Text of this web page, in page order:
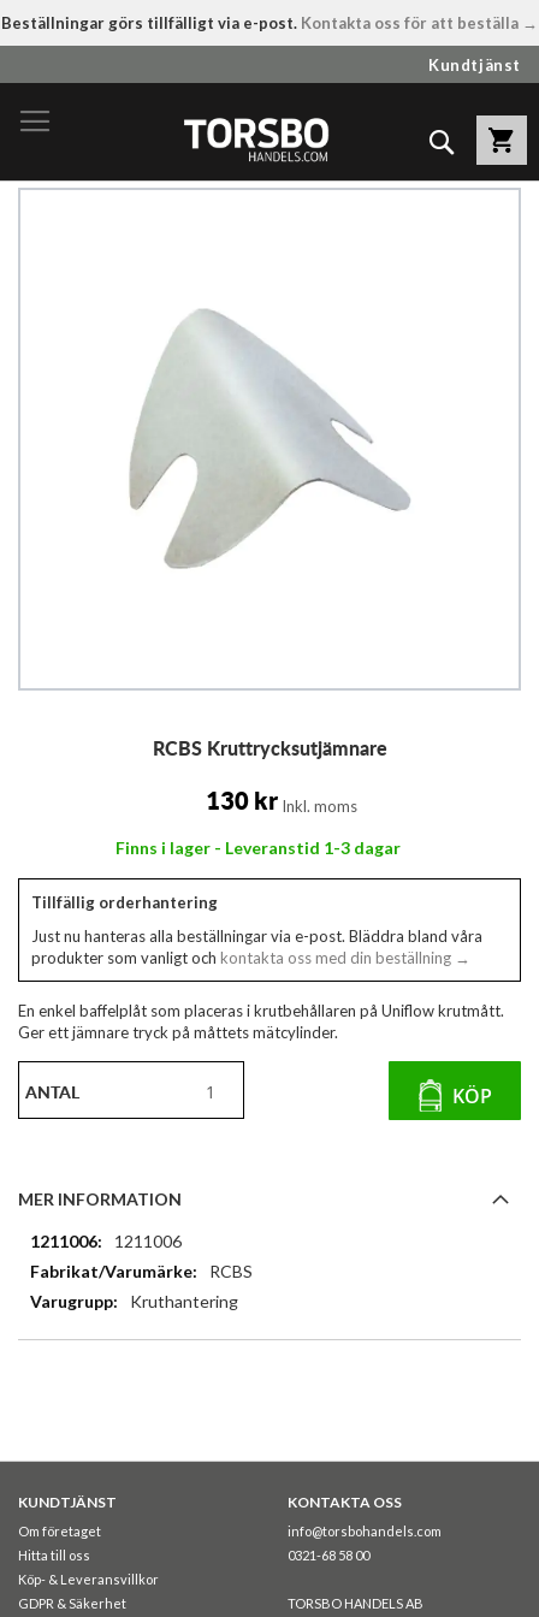
Beställningar görs tillfälligt via e-post. Kontakta oss för att beställa →
till
innehållet
Kundtjänst
Sök
RCBS Kruttrycksutjämnare
130 kr Inkl. moms
Finns i lager - Leveranstid 1-3 dagar
Tillfällig orderhantering
Just nu hanteras alla beställningar via e-post. Bläddra bland våra
produkter som vanligt och kontakta oss med din beställning →
En enkel baffelplåt som placeras i krutbehållaren på Uniflow krutmått.
Ger ett jämnare tryck på måttets mätcylinder.
ANTAL KÖP
MER INFORMATION
Mer
information
1211006
RCBS
Kruthantering
KUNDTJÄNST
Om företaget
Hitta till oss
Köp- & Leveransvillkor
GDPR & Säkerhet
KONTAKTA OSS
info@torsbohandels.com
0321-68 58 00
TORSBO HANDELS AB